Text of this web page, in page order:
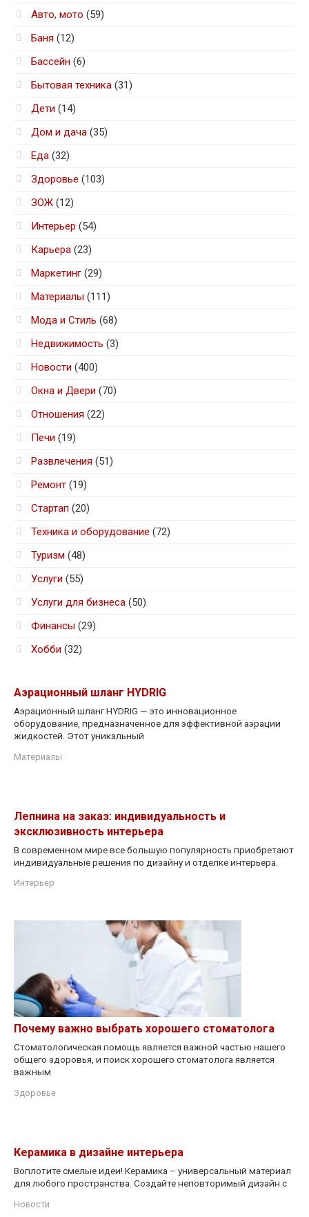
Авто, мото (59)
Баня (12)
Бассейн (6)
Бытовая техника (31)
Дети (14)
Дом и дача (35)
Еда (32)
Здоровье (103)
ЗОЖ (12)
Интерьер (54)
Карьера (23)
Маркетинг (29)
Материалы (111)
Мода и Стиль (68)
Недвижимость (3)
Новости (400)
Окна и Двери (70)
Отношения (22)
Печи (19)
Развлечения (51)
Ремонт (19)
Стартап (20)
Техника и оборудование (72)
Туризм (48)
Услуги (55)
Услуги для бизнеса (50)
Финансы (29)
Хобби (32)
Аэрационный шланг HYDRIG
Аэрационный шланг HYDRIG — это инновационное
оборудование, предназначенное для эффективной аэрации
жидкостей. Этот уникальный
Материалы
Лепнина на заказ: индивидуальность и
эксклюзивность интерьера
В современном мире все большую популярность приобретают
индивидуальные решения по дизайну и отделке интерьера.
Интерьер
Почему важно выбрать хорошего стоматолога
Стоматологическая помощь является важной частью нашего
общего здоровья, и поиск хорошего стоматолога является
важным
Здоровье
Керамика в дизайне интерьера
Воплотите смелые идеи! Керамика – универсальный материал
для любого пространства. Создайте неповторимый дизайн с
Новости